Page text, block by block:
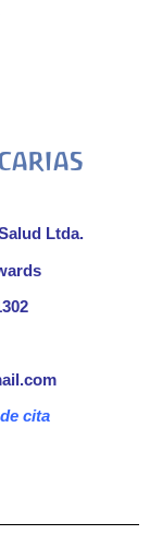
Ltda.
cita